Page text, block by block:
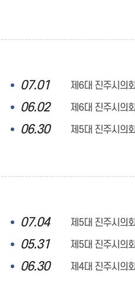
07.01 제6대 진주시의
06.02 제6대 진주시의
06.30 제5대 진주시의
07.04 제5대 진주시의
05.31 제5대 진주시의
06.30 제4대 진주시의